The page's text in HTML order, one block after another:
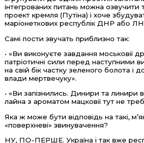
інтегрованих питань можна озвучити
проект кремля (Путіна) і хоче
маріонеткових республік ДНР або
Самі пости звучать приблизно так:
• «Ви виконуєте завдання моськовії
патріотичні сили перед наступними
на свій бік частку зеленого болота і
влади мертвечуку».
• «Ви запізнились. Динири та линири
лайна з ароматом мацковії тут не
Яка ж може бути відповідь на такі,
«поверхневі» звинувачення?
НУ, ПО-ПЕРШЕ. Україна і так вже